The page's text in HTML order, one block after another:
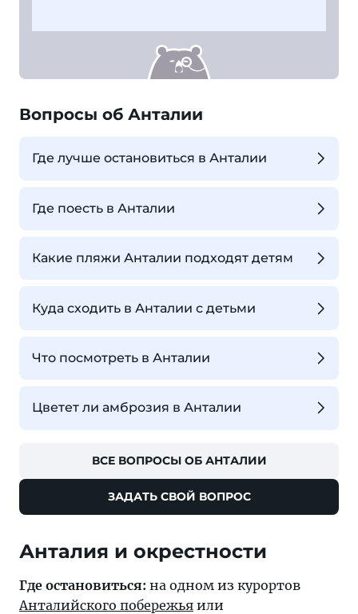
Вопросы об Анталии
Где лучше остановиться в Анталии
Где поесть в Анталии
Какие пляжи Анталии подходят детям
Куда сходить в Анталии с детьми
Что посмотреть в Анталии
Цветет ли амброзия в Анталии
ВСЕ ВОПРОСЫ ОБ АНТАЛИИ
ЗАДАТЬ СВОЙ ВОПРОС
Анталия и окрестности
Где остановиться: на одном из курортов
Анталийского побережья или